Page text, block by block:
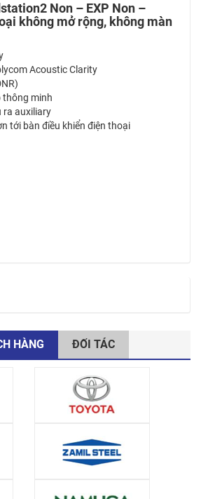
Non – EXP Non –
không mở rộng, không màn
Acoustic Clarity
thông minh
ra auxiliary
tới bàn điều khiển điện thoại
HÀNG ĐỐI TÁC